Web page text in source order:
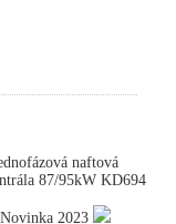
naftová
87/95kW KD694
2023